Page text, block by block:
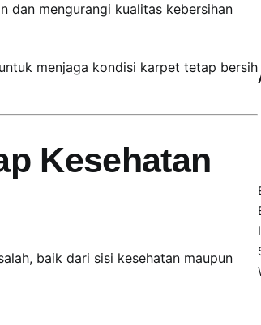
dan mengurangi kualitas kebersihan
menjaga kondisi karpet tetap bersih
Kesehatan
baik dari sisi kesehatan maupun